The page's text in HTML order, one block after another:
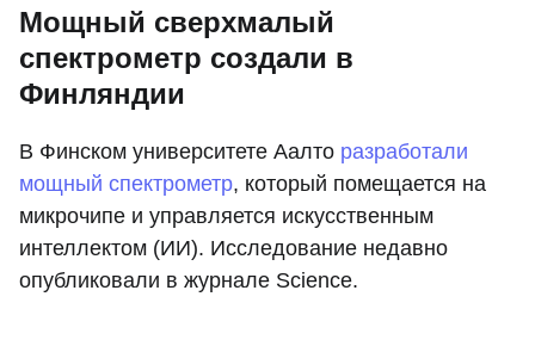
Мощный сверхмалый
спектрометр создали в
Финляндии
В Финском университете Аалто разработали
мощный спектрометр, который помещается на
микрочипе и управляется искусственным
интеллектом (ИИ). Исследование недавно
опубликовали в журнале Science.